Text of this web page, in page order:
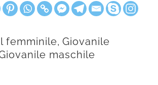
femminile,Giovanile
maschile